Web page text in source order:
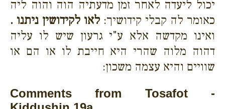
יכול ליעדה לאחר זמן מדעתיה הוה והוה ליה
כאומר לה קבלי קידושיך: לאו לקידושין ניתנו .
ואינו מקדשה אלא ע"י גרעון שיש לו עליה
דהוה מלוה שהרי היא חייבת לו או הם או
שוויים והיא עצמה משכון:
Comments from Tosafot -